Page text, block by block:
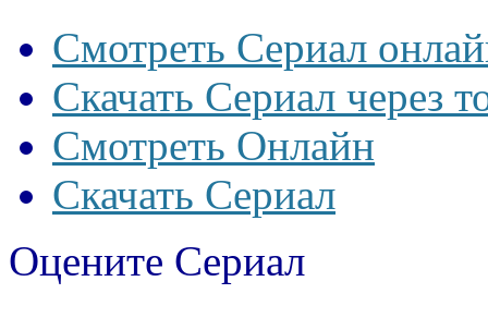
Смотреть Сериал
Скачать Сериал через
Смотреть Онлайн
Скачать Сериал
Оцените Сериал